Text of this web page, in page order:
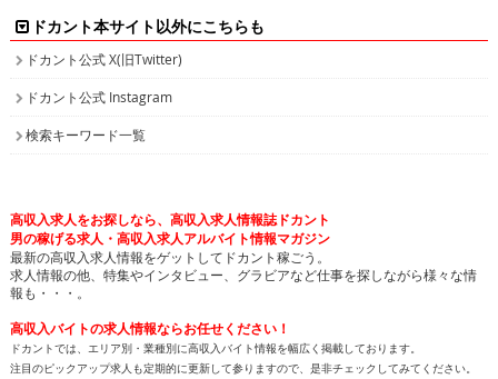
ドカント本サイト以外にこちらも
ドカント公式 X(旧Twitter)
ドカント公式 Instagram
検索キーワード一覧
高収入求人をお探しなら、高収入求人情報誌ドカント
男の稼げる求人・高収入求人アルバイト情報マガジン
最新の高収入求人情報をゲットしてドカント稼ごう。
求人情報の他、特集やインタビュー、グラビアなど仕事を探しながら様々な情
報も・・・。
高収入バイトの求人情報ならお任せください！
ドカントでは、エリア別・業種別に高収入バイト情報を幅広く掲載しております。
注目のピックアップ求人も定期的に更新して参りますので、是非チェックしてみてください。